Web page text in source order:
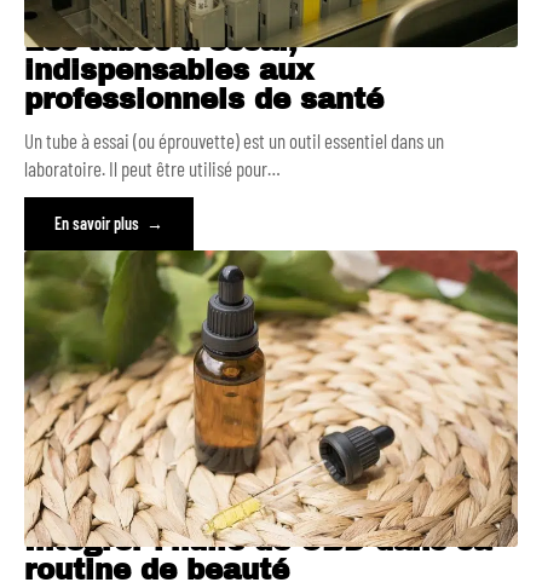
Les tubes à essai,
indispensables aux
professionnels de santé
Un tube à essai (ou éprouvette) est un outil essentiel dans un
laboratoire. Il peut être utilisé pour…
En savoir plus
Intégrer l’huile de CBD dans sa
routine de beauté